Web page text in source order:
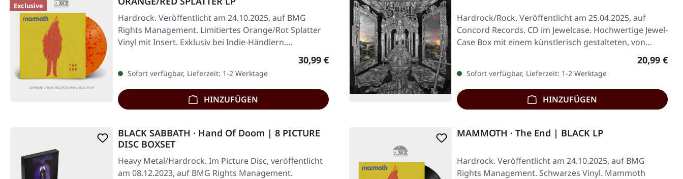
Exclusive
Hardrock. Veröffentlicht am 24.10.2025, auf BMG
Rights Management. Limitiertes Orange/Rot Splatter
Vinyl mit Insert. Exklusiv bei Indie-Händlern.…
Regulärer Preis:
30,99 €
Sofort verfügbar, Lieferzeit: 1-2 Werktage
HINZUFÜGEN
Hardrock/Rock. Veröffentlicht am 25.04.2025, auf
Concord Records. CD im Jewelcase. Hochwertige Jewel-
Case Box mit einem künstlerisch gestalteten, von…
Regulärer
20,99 €
Sofort verfügbar, Lieferzeit: 1-2 Werktage
HINZUFÜGEN
BLACK SABBATH · Hand Of Doom | 8 PICTURE
DISC BOXSET
Heavy Metal/Hardrock. Im Picture Disc, veröffentlicht
am 08.12.2023, auf BMG Rights Management.
MAMMOTH · The End | BLACK LP
Hardrock. Veröffentlicht am 24.10.2025, auf BMG
Rights Management. Schwarzes Vinyl. Mammoth